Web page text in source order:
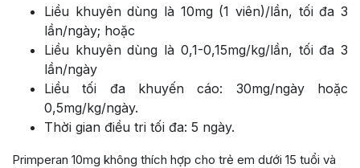
Liều khuyên dùng là 10mg (1 viên)/lần, tối đa 3
lần/ngày; hoặc
Liều khuyên dùng là 0,1-0,15mg/kg/lần, tối đa 3
lần/ngày
Liều tối đa khuyến cáo: 30mg/ngày hoặc
0,5mg/kg/ngày.
Thời gian điều tri tối đa: 5 ngày.
Primperan 10mg không thích hợp cho trẻ em dưới 15 tuổi và